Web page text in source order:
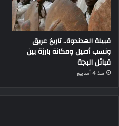
قبيلة الهدندوة.. تاريخ عريق
ونسب أصيل ومكانة بارزة بين
قبائل البجة
منذ 4 أسابيع